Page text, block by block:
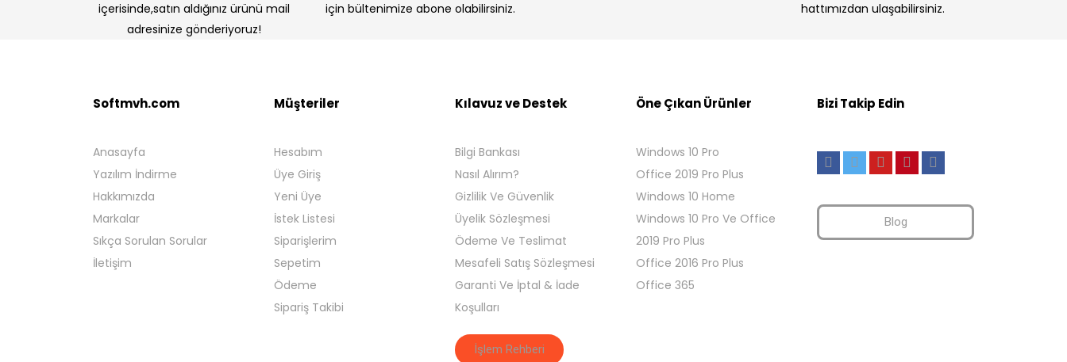
içerisinde,satın aldığınız ürünü mail
adresinize gönderiyoruz!
için bültenimize abone olabilirsiniz.
hattımızdan ulaşabilirsiniz.
Softmvh.com
Anasayfa
Yazılım İndirme
Hakkımızda
Markalar
Sıkça Sorulan Sorular
İletişim
Müşteriler
Hesabım
Üye Giriş
Yeni Üye
İstek Listesi
Siparişlerim
Sepetim
Ödeme
Sipariş Takibi
Kılavuz ve Destek
Bilgi Bankası
Nasıl Alırım?
Gizlilik Ve Güvenlik
Üyelik Sözleşmesi
Ödeme Ve Teslimat
Mesafeli Satış Sözleşmesi
Garanti Ve İptal & İade
Koşulları
İşlem Rehberi
Öne Çıkan Ürünler
Windows 10 Pro
Office 2019 Pro Plus
Windows 10 Home
Windows 10 Pro Ve Office
2019 Pro Plus
Office 2016 Pro Plus
Office 365
Bizi Takip Edin
Blog